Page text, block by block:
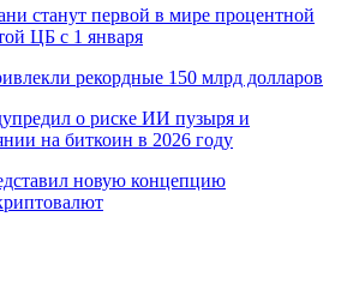
станут первой в мире процентной
ЦБ с 1 января
рекордные 150 млрд долларов
о риске ИИ пузыря и
на биткоин в 2026 году
новую концепцию